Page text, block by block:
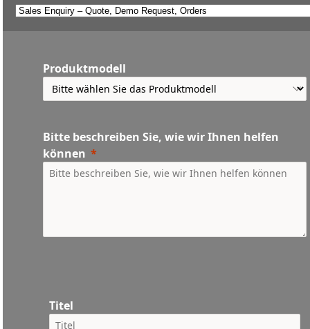
Produktmodell
Bitte beschreiben Sie, wie wir Ihnen helfen
können
Titel